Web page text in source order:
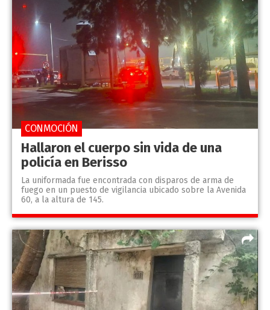
Hallaron el cuerpo sin vida de una
policía en Berisso
La uniformada fue encontrada con disparos de arma de
fuego en un puesto de vigilancia ubicado sobre la Avenida
60, a la altura de 145.
CONMOCIÓN